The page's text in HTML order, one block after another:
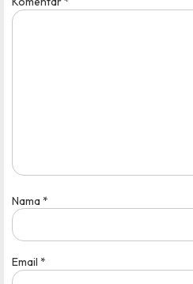
Nama *
Email *